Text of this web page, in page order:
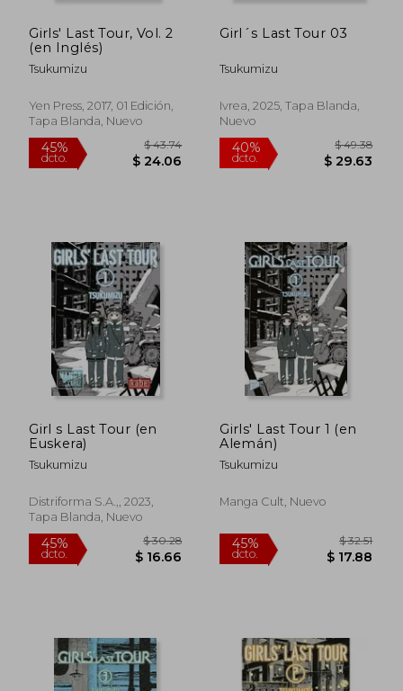
Girls' Last Tour, Vol. 2
(en Inglés)
Tsukumizu
Yen Press, 2017, 01 Edición,
Tapa Blanda, Nuevo
45% $ 43.74
Girl´s Last Tour 03
Tsukumizu
Ivrea, 2025, Tapa Blanda,
Nuevo
40%
Girl s Last Tour (en
Euskera)
Tsukumizu
Distriforma S.A.,, 2023,
Tapa Blanda, Nuevo
Girls' Last Tour 1 (en
Alemán)
Tsukumizu
Manga Cult, Nuevo